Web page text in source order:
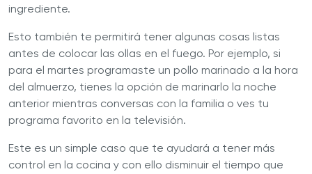
ingrediente.
Esto también te permitirá tener algunas cosas listas
antes de colocar las ollas en el fuego. Por ejemplo, si
para el martes programaste un pollo marinado a la hora
del almuerzo, tienes la opción de marinarlo la noche
anterior mientras conversas con la familia o ves tu
programa favorito en la televisión.
Este es un simple caso que te ayudará a tener más
control en la cocina y con ello disminuir el tiempo que